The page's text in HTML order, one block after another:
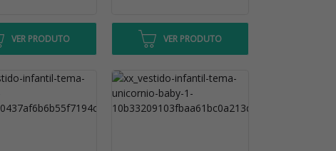
VER PRODUTO VER PRODUTO